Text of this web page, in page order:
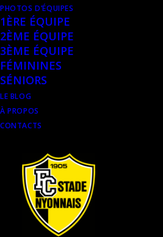
PHOTOS D’ÉQUIPES
1ÈRE ÉQUIPE
2ÈME ÉQUIPE
3ÈME ÉQUIPE
FÉMININES
SÉNIORS
LE BLOG
À PROPOS
CONTACTS
OBJETS DE LA MÊME